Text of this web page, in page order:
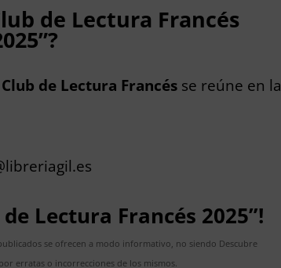
de Lectura Francés
de Lectura Francés se reúne en la
Lectura Francés 2025”!
se ofrecen a modo informativo, no siendo Descubre
erratas o incorrecciones de los mismos.